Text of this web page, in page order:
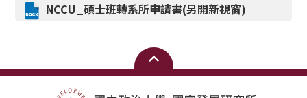
NCCU_碩士班轉系所申請書(另開新視窗)